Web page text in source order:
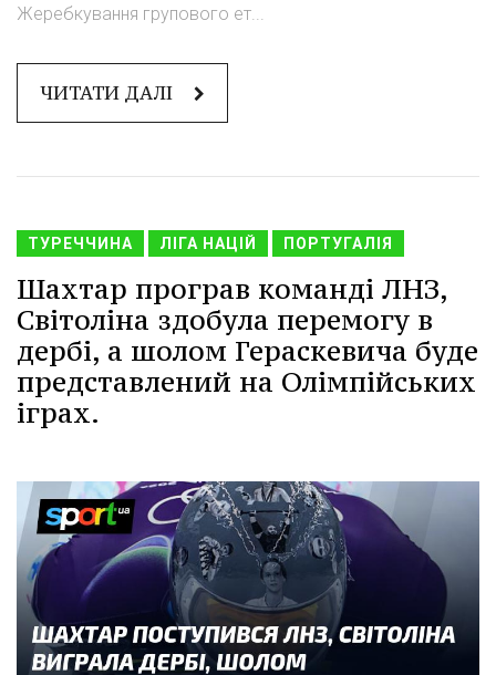
Жеребкування групового ет...
ЧИТАТИ ДАЛІ
ТУРЕЧЧИНА ЛІГА НАЦІЙ ПОРТУГАЛІЯ
Шахтар програв команді ЛНЗ,
Світоліна здобула перемогу в
дербі, а шолом Гераскевича буде
представлений на Олімпійських
іграх.